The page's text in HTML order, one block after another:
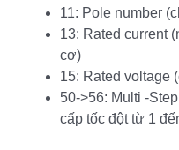
11: Pole number
13: Rated current
cơ)
15: Rated voltage
50->56: Multi -
cấp tốc đột từ 1